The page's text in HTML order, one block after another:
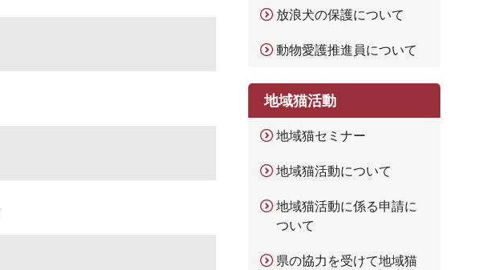
放浪犬の保護について
動物愛護推進員について
地域猫活動
地域猫セミナー
地域猫活動について
地域猫活動に係る申請に
ついて
県の協力を受けて地域猫